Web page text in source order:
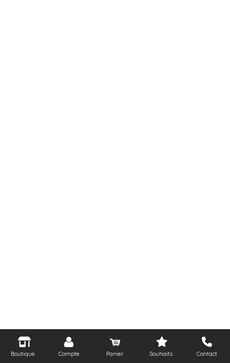
Boutique Compte Panier Souhaits Contact